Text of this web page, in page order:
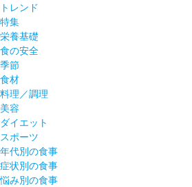
トレンド
特集
栄養基礎
食の安全
季節
食材
料理／調理
美容
ダイエット
スポーツ
年代別の食事
症状別の食事
悩み別の食事